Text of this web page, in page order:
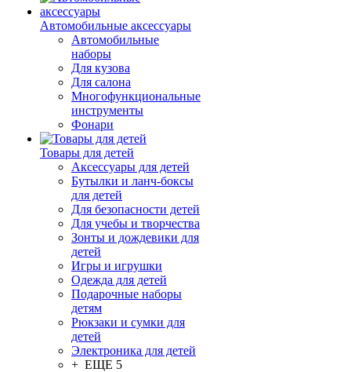
Автомобильные аксессуары
Автомобильные
наборы
Для кузова
Для салона
Многофункциональные
инструменты
Фонари
Товары для детей
Аксессуары для детей
Бутылки и ланч-боксы
для детей
Для безопасности детей
Для учебы и творчества
Зонты и дождевики для
детей
Игры и игрушки
Одежда для детей
Подарочные наборы
детям
Рюкзаки и сумки для
детей
Электроника для детей
+ ЕЩЕ 5